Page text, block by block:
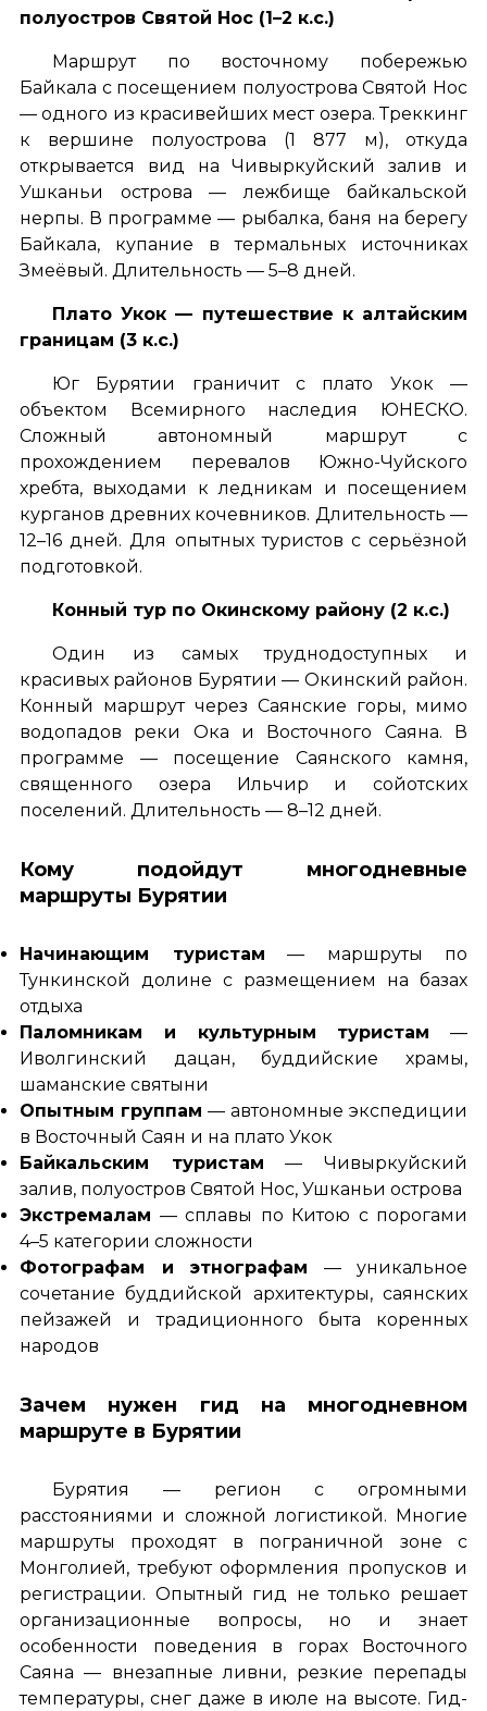
полуостров Святой Нос (1–2 к.с.)
Маршрут по восточному побережью
Байкала с посещением полуострова Святой Нос
— одного из красивейших мест озера. Треккинг
к вершине полуострова (1 877 м), откуда
открывается вид на Чивыркуйский залив и
Ушканьи острова — лежбище байкальской
нерпы. В программе — рыбалка, баня на берегу
Байкала, купание в термальных источниках
Змеёвый. Длительность — 5–8 дней.
Плато Укок — путешествие к алтайским
границам (3 к.с.)
Юг Бурятии граничит с плато Укок —
объектом Всемирного наследия ЮНЕСКО.
Сложный автономный маршрут с
прохождением перевалов Южно-Чуйского
хребта, выходами к ледникам и посещением
курганов древних кочевников. Длительность —
12–16 дней. Для опытных туристов с серьёзной
подготовкой.
Конный тур по Окинскому району (2 к.с.)
Один из самых труднодоступных и
красивых районов Бурятии — Окинский район.
Конный маршрут через Саянские горы, мимо
водопадов реки Ока и Восточного Саяна. В
программе — посещение Саянского камня,
священного озера Ильчир и сойотских
поселений. Длительность — 8–12 дней.
Кому подойдут многодневные
маршруты Бурятии
Начинающим туристам — маршруты по
Тункинской долине с размещением на базах
отдыха
Паломникам и культурным туристам —
Иволгинский дацан, буддийские храмы,
шаманские святыни
Опытным группам — автономные экспедиции
в Восточный Саян и на плато Укок
Байкальским туристам — Чивыркуйский
залив, полуостров Святой Нос, Ушканьи острова
Экстремалам — сплавы по Китою с порогами
4–5 категории сложности
Фотографам и этнографам — уникальное
сочетание буддийской архитектуры, саянских
пейзажей и традиционного быта коренных
народов
Зачем нужен гид на многодневном
маршруте в Бурятии
Бурятия — регион с огромными
расстояниями и сложной логистикой. Многие
маршруты проходят в пограничной зоне с
Монголией, требуют оформления пропусков и
регистрации. Опытный гид не только решает
организационные вопросы, но и знает
особенности поведения в горах Восточного
Саяна — внезапные ливни, резкие перепады
температуры, снег даже в июле на высоте. Гид-